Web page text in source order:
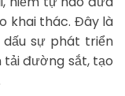
khai thác. Đây là
sự phát triển
đường sắt, tạo